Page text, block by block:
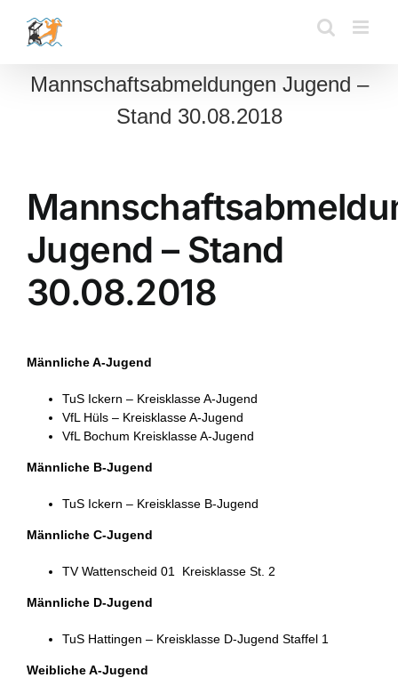
Inhalt
springen
Mannschaftsabmeldungen Jugend –
Stand 30.08.2018
Jugend – Stand
30.08.2018
Männliche A-Jugend
TuS Ickern – Kreisklasse A-Jugend
VfL Hüls – Kreisklasse A-Jugend
VfL Bochum Kreisklasse A-Jugend
Männliche B-Jugend
TuS Ickern – Kreisklasse B-Jugend
Männliche C-Jugend
TV Wattenscheid 01 Kreisklasse St. 2
Männliche D-Jugend
TuS Hattingen – Kreisklasse D-Jugend Staffel 1
Weibliche A-Jugend